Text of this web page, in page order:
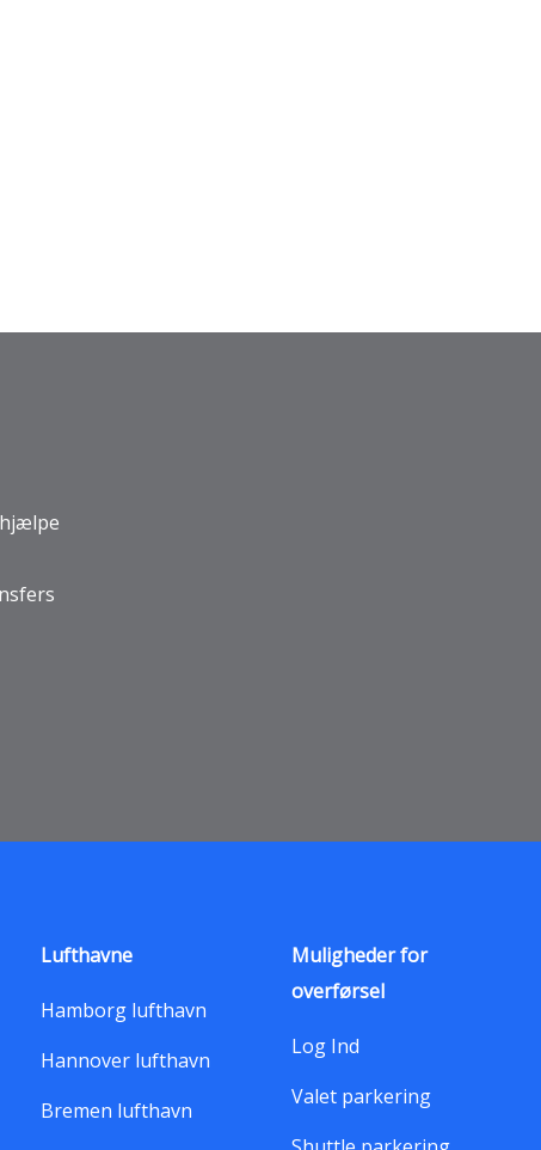
Lufthavne
Hamborg lufthavn
Hannover lufthavn
Bremen lufthavn
Muligheder for
overførsel
Log Ind
Valet parkering